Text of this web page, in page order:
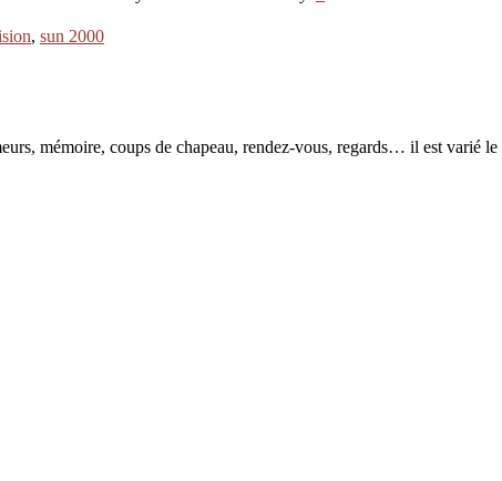
, sun 2000
mémoire, coups de chapeau, rendez-vous, regards… il est varié